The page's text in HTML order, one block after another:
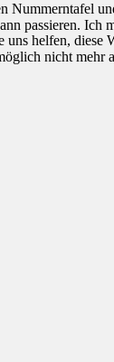
passieren. Ich
helfen,
nicht